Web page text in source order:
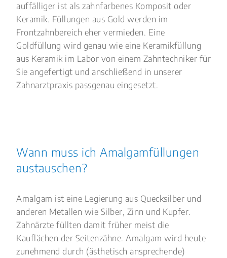
auffälliger ist als zahnfarbenes Komposit oder
Keramik. Füllungen aus Gold werden im
Frontzahnbereich eher vermieden. Eine
Goldfüllung wird genau wie eine Keramikfüllung
aus Keramik im Labor von einem Zahntechniker für
Sie angefertigt und anschließend in unserer
Zahnarztpraxis passgenau eingesetzt.
Wann muss ich Amalgamfüllungen
austauschen?
Amalgam ist eine Legierung aus Quecksilber und
anderen Metallen wie Silber, Zinn und Kupfer.
Zahnärzte füllten damit früher meist die
Kauflächen der Seitenzähne. Amalgam wird heute
zunehmend durch (ästhetisch ansprechende)